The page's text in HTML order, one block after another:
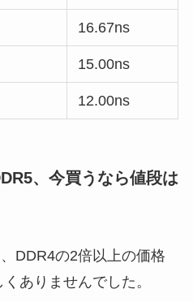
16.67ns
15.00ns
12.00ns
、今買うなら値段は
DDR4の2倍以上の価格
ありませんでした。